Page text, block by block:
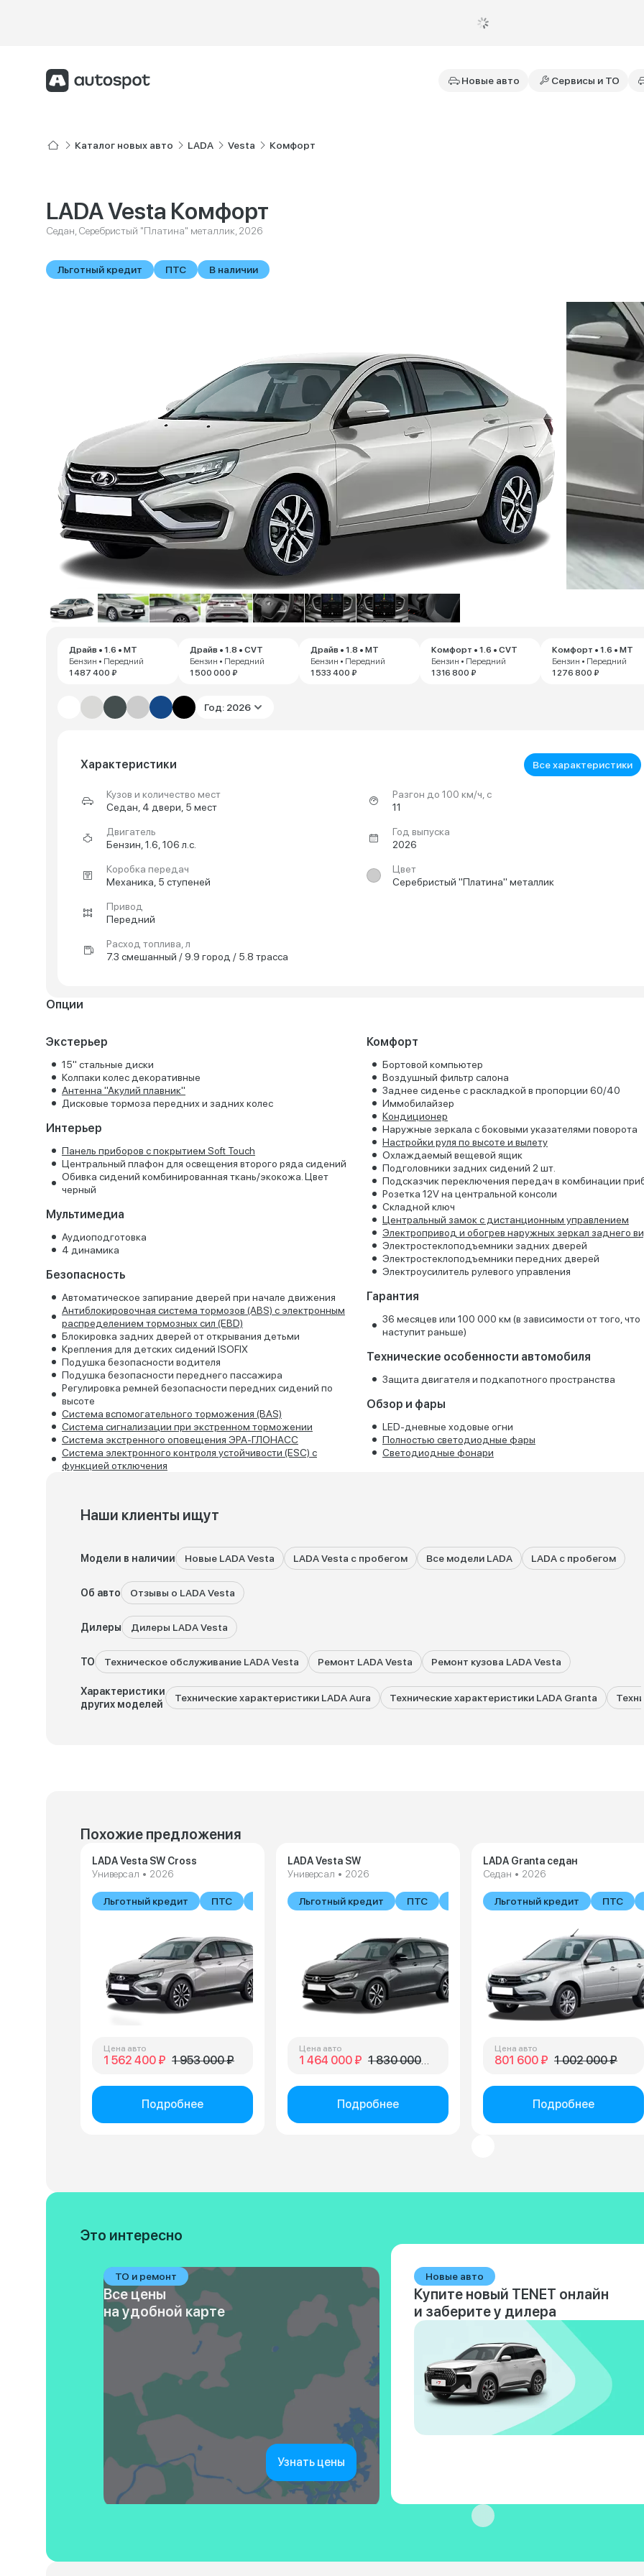
Новые авто Сервисы и ТО
Каталог новых авто LADA Vesta Комфорт
LADA Vesta Комфорт
Седан, Серебристый "Платина" металлик, 2026
Льготный кредит ПТС В наличии
Драйв • 1.6 • MT
Бензин • Передний
1 487 400 ₽
Драйв • 1.8 • CVT
Бензин • Передний
1 500 000 ₽
Драйв • 1.8 • MT
Бензин • Передний
1 533 400 ₽
Комфорт • 1.6 • CVT
Бензин • Передний
1 316 800 ₽
Комфорт • 1.6 • MT
Бензин • Передний
1 276 800 ₽
Год: 2026
Характеристики Все характеристики
Кузов и количество мест
Седан, 4 двери, 5 мест
Двигатель
Бензин, 1.6, 106 л.с.
Коробка передач
Механика, 5 ступеней
Привод
Передний
Расход топлива, л
7.3 смешанный / 9.9 город / 5.8 трасса
Разгон до 100 км/ч, с
11
Год выпуска
2026
Цвет
Серебристый "Платина" металлик
Опции
Экстерьер
15'' стальные диски
Колпаки колес декоративные
Антенна "Акулий плавник"
Дисковые тормоза передних и задних колес
Интерьер
Панель приборов с покрытием Soft Touch
Центральный плафон для освещения второго ряда сидений
Обивка сидений комбинированная ткань/экокожа. Цвет
черный
Мультимедиа
Аудиоподготовка
4 динамика
Безопасность
Автоматическое запирание дверей при начале движения
Антиблокировочная система тормозов (ABS) с электронным
распределением тормозных сил (EBD)
Блокировка задних дверей от открывания детьми
Крепления для детских сидений ISOFIX
Подушка безопасности водителя
Подушка безопасности переднего пассажира
Регулировка ремней безопасности передних сидений по
высоте
Система вспомогательного торможения (BAS)
Система сигнализации при экстренном торможении
Система экстренного оповещения ЭРА-ГЛОНАСС
Система электронного контроля устойчивости (ESC) с
функцией отключения
Комфорт
Бортовой компьютер
Воздушный фильтр салона
Заднее сиденье с раскладкой в пропорции 60/40
Иммобилайзер
Кондиционер
Наружные зеркала с боковыми указателями поворота
Настройки руля по высоте и вылету
Охлаждаемый вещевой ящик
Подголовники задних сидений 2 шт.
Подсказчик переключения передач в комбинации
Розетка 12V на центральной консоли
Складной ключ
Центральный замок с дистанционным управлением
Электропривод и обогрев наружных зеркал заднего
Электростеклоподъемники задних дверей
Электростеклоподъемники передних дверей
Электроусилитель рулевого управления
Гарантия
36 месяцев или 100 000 км (в зависимости от того, что
наступит раньше)
Технические особенности автомобиля
Защита двигателя и подкапотного пространства
Обзор и фары
LED-дневные ходовые огни
Полностью светодиодные фары
Светодиодные фонари
Наши клиенты ищут
Модели в наличии Новые LADA Vesta LADA Vesta с пробегом Все модели LADA LADA с пробегом
Об авто Отзывы о LADA Vesta
Дилеры Дилеры LADA Vesta
ТО Техническое обслуживание LADA Vesta Ремонт LADA Vesta Ремонт кузова LADA Vesta
Характеристики
других моделей
Технические характеристики LADA Aura Технические характеристики LADA Granta
Похожие предложения
LADA Vesta SW Cross
Универсал • 2026
Льготный кредит ПТС В наличии
Цена авто
1 562 400 ₽ 1 953 000 ₽
Подробнее
LADA Vesta SW
Универсал • 2026
Льготный кредит ПТС В наличии
Цена авто
1 464 000 ₽ 1 830 000 ₽
Подробнее
LADA Granta седан
Седан • 2026
Льготный кредит ПТС
Цена авто
801 600 ₽ 1 002 000 ₽
Подробнее
Это интересно
ТО и ремонт
Все цены
на удобной карте
Узнать цены
Новые авто
Купите новый TENET онлайн
и заберите у дилера